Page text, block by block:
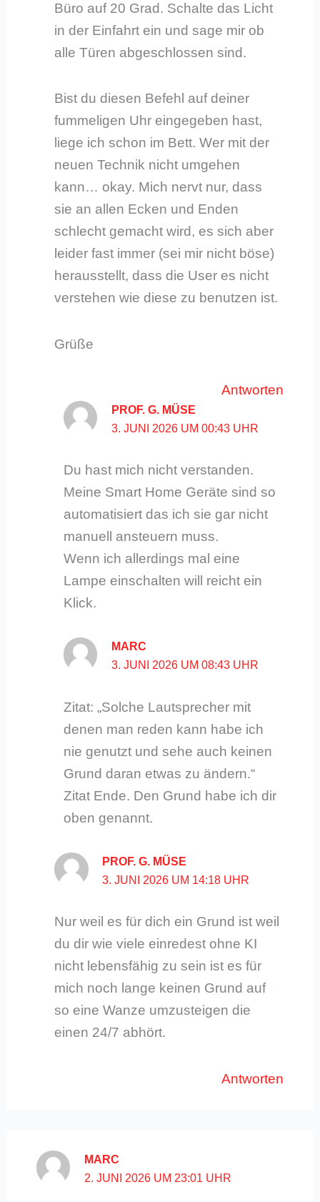
Büro auf 20 Grad. Schalte das Licht
in der Einfahrt ein und sage mir ob
alle Türen abgeschlossen sind.
Bist du diesen Befehl auf deiner
fummeligen Uhr eingegeben hast,
liege ich schon im Bett. Wer mit der
neuen Technik nicht umgehen
kann… okay. Mich nervt nur, dass
sie an allen Ecken und Enden
schlecht gemacht wird, es sich aber
leider fast immer (sei mir nicht böse)
herausstellt, dass die User es nicht
verstehen wie diese zu benutzen ist.
Grüße
Antworten
PROF. G. MÜSE
3. JUNI 2026 UM 00:43 UHR
Du hast mich nicht verstanden.
Meine Smart Home Geräte sind so
automatisiert das ich sie gar nicht
manuell ansteuern muss.
Wenn ich allerdings mal eine
Lampe einschalten will reicht ein
Klick.
MARC
3. JUNI 2026 UM 08:43 UHR
Zitat: „Solche Lautsprecher mit
denen man reden kann habe ich
nie genutzt und sehe auch keinen
Grund daran etwas zu ändern.“
Zitat Ende. Den Grund habe ich dir
oben genannt.
PROF. G. MÜSE
3. JUNI 2026 UM 14:18 UHR
Nur weil es für dich ein Grund ist weil
du dir wie viele einredest ohne KI
nicht lebensfähig zu sein ist es für
mich noch lange keinen Grund auf
so eine Wanze umzusteigen die
einen 24/7 abhört.
Antworten
MARC
2. JUNI 2026 UM 23:01 UHR